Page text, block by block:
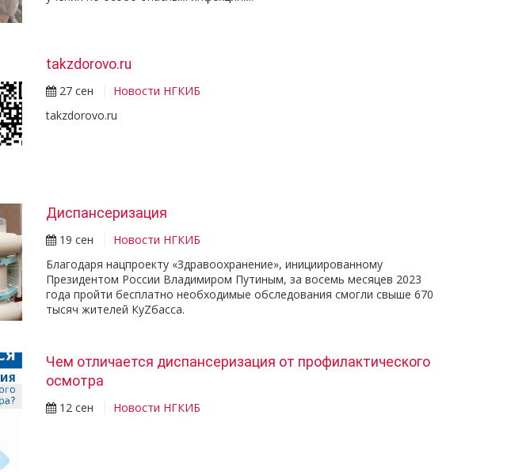
takzdorovo.ru
27 сен
Новости НГКИБ
takzdorovo.ru
Диспансеризация
19 сен
Новости НГКИБ
Благодаря нацпроекту «Здравоохранение», инициированному
Президентом России Владимиром Путиным, за восемь месяцев 2023
года пройти бесплатно необходимые обследования смогли свыше 670
тысяч жителей КуZбасса.
Чем отличается диспансеризация от профилактического
осмотра
12 сен Новости НГКИБ